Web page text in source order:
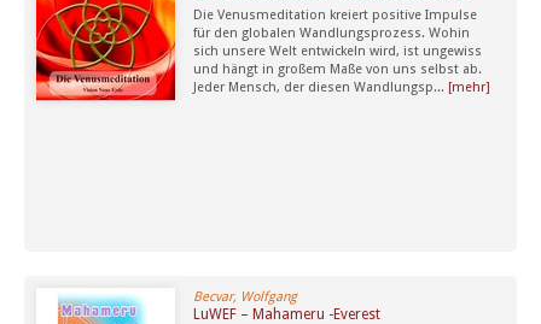
Die Venusmeditation kreiert positive Impulse
für den globalen Wandlungsprozess. Wohin
sich unsere Welt entwickeln wird, ist ungewiss
und hängt in großem Maße von uns selbst ab.
Jeder Mensch, der diesen Wandlungsp... [mehr]
Becvar, Wolfgang
LuWEF – Mahameru -Everest